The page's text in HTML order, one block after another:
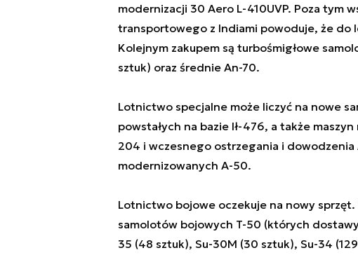
modernizacji 30 Aero L-410UVP. Poza tym
transportowego z Indiami powoduje, że do
Kolejnym zakupem są turbośmigłowe
sztuk) oraz średnie An-70.
Lotnictwo specjalne może liczyć na nowe
powstałych na bazie Ił-476, a także
204 i wczesnego ostrzegania i dowodzenia
modernizowanych A-50.
Lotnictwo bojowe oczekuje na nowy sprzęt.
samolotów bojowych T-50 (których
35 (48 sztuk), Su-30M (30 sztuk), Su-34